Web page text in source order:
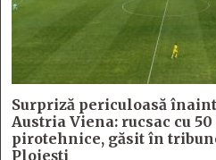
Surpriză periculoasă
Austria Viena: rucsac cu
pirotehnice, găsit în
Ploiești